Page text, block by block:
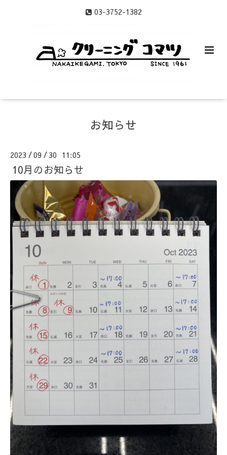
03-3752-1382
お知らせ
2023 /09 /30 11:05
10月のお知らせ